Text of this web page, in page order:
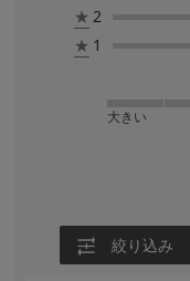
★ 2
★ 1
大きい
絞り込み